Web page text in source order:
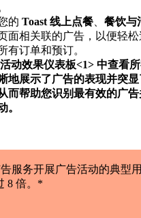
的 Toast 线上点餐 餐饮与
面相关联的广告，以便轻
有订单和预订。
动效果仪表板<1> 中查看
地展示了广告的表现并突
而帮助您识别最有效的广
。
告服务开展广告活动的典型
8 倍。*